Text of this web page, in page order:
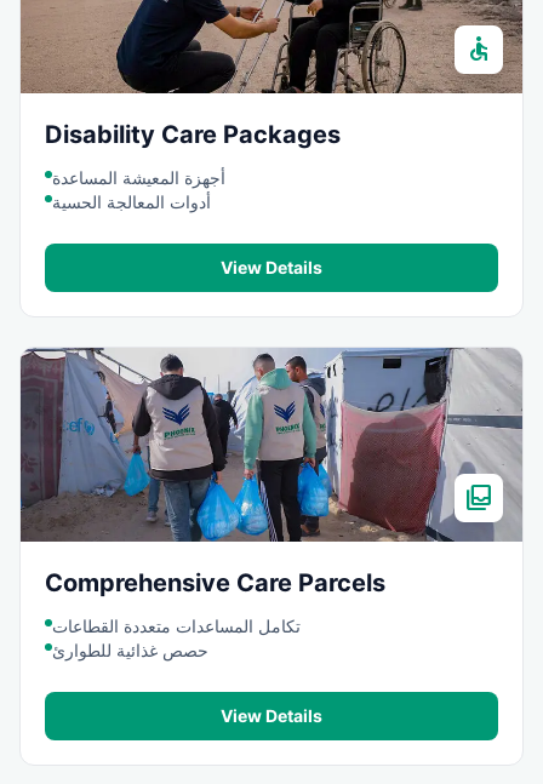
accessible
Disability Care Packages
أجهزة المعيشة المساعدة
أدوات المعالجة الحسية
View Details
all_inbox
Comprehensive Care Parcels
تكامل المساعدات متعددة القطاعات
حصص غذائية للطوارئ
View Details